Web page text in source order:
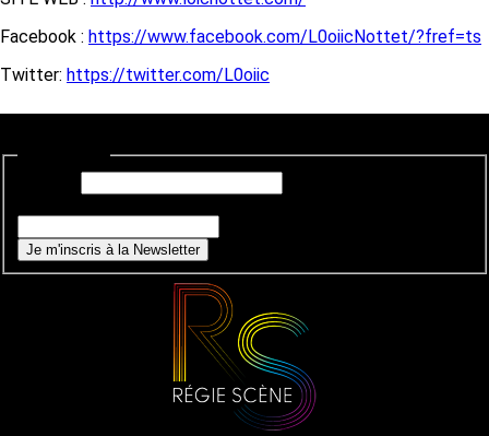
Facebook : https://www.facebook.com/L0oiicNottet/?fref=ts
Twitter: https://twitter.com/L0oiic
Je m'inscris à la Newsletter